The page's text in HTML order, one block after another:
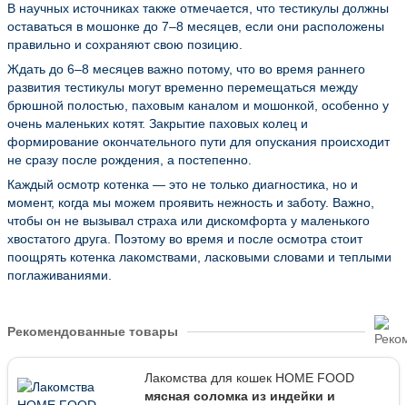
В научных источниках также отмечается, что тестикулы должны
оставаться в мошонке до 7–8 месяцев, если они расположены
правильно и сохраняют свою позицию.
Ждать до 6–8 месяцев важно потому, что во время раннего
развития тестикулы могут временно перемещаться между
брюшной полостью, паховым каналом и мошонкой, особенно у
очень маленьких котят. Закрытие паховых колец и
формирование окончательного пути для опускания происходит
не сразу после рождения, а постепенно.
Каждый осмотр котенка — это не только диагностика, но и
момент, когда мы можем проявить нежность и заботу. Важно,
чтобы он не вызывал страха или дискомфорта у маленького
хвостатого друга. Поэтому во время и после осмотра стоит
поощрять котенка лакомствами, ласковыми словами и теплыми
поглаживаниями.
Рекомендованные товары
Лакомства для кошек HOME FOOD
мясная соломка из индейки и